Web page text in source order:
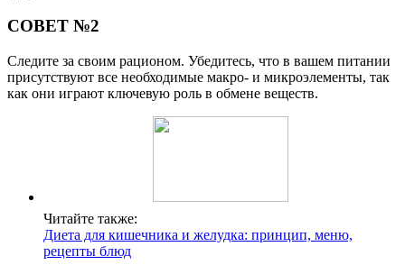
СОВЕТ №2
Следите за своим рационом. Убедитесь, что в вашем питании
присутствуют все необходимые макро- и микроэлементы, так
как они играют ключевую роль в обмене веществ.
Читайте также:
Диета для кишечника и желудка: принцип, меню,
рецепты блюд